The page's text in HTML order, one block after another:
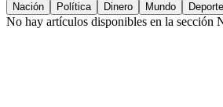
Nación Política Dinero Mundo
No hay artículos disponibles en la sección